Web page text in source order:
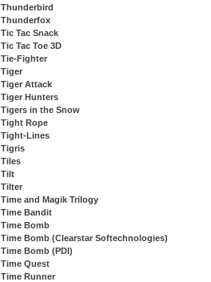
Thunderbird
Thunderfox
Tic Tac Snack
Tic Tac Toe 3D
Tie-Fighter
Tiger
Tiger Attack
Tiger Hunters
Tigers in the Snow
Tight Rope
Tight-Lines
Tigris
Tiles
Tilt
Tilter
Time and Magik Trilogy
Time Bandit
Time Bomb
Time Bomb (Clearstar Softechnologies)
Time Bomb (PDI)
Time Quest
Time Runner